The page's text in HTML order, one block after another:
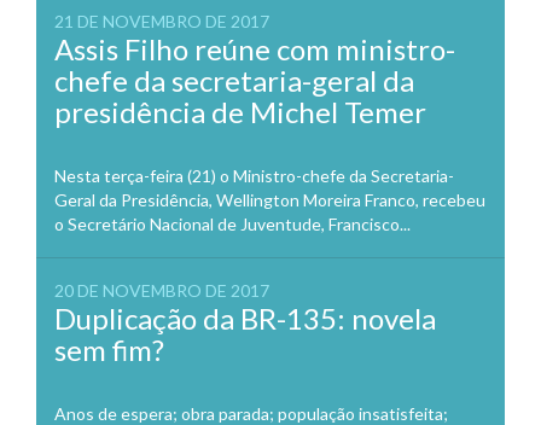
21 DE NOVEMBRO DE 2017
Assis Filho reúne com ministro-
chefe da secretaria-geral da
presidência de Michel Temer
Nesta terça-feira (21) o Ministro-chefe da Secretaria-
Geral da Presidência, Wellington Moreira Franco, recebeu
o Secretário Nacional de Juventude, Francisco...
20 DE NOVEMBRO DE 2017
Duplicação da BR-135: novela
sem fim?
Anos de espera; obra parada; população insatisfeita;